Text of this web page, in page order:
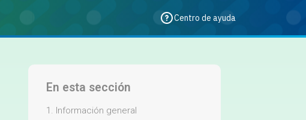
Centro de ayuda
En esta sección
1. Información general